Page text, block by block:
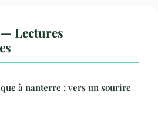
Lectures
à nanterre : vers un sourire